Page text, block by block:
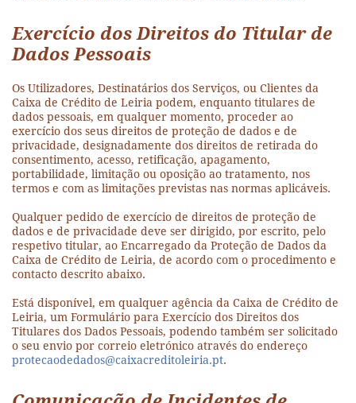
Exercício dos Direitos do Titular de
Dados Pessoais
Os Utilizadores, Destinatários dos Serviços, ou Clientes da
Caixa de Crédito de Leiria podem, enquanto titulares de
dados pessoais, em qualquer momento, proceder ao
exercício dos seus direitos de proteção de dados e de
privacidade, designadamente dos direitos de retirada do
consentimento, acesso, retificação, apagamento,
portabilidade, limitação ou oposição ao tratamento, nos
termos e com as limitações previstas nas normas aplicáveis.
Qualquer pedido de exercício de direitos de proteção de
dados e de privacidade deve ser dirigido, por escrito, pelo
respetivo titular, ao Encarregado da Proteção de Dados da
Caixa de Crédito de Leiria, de acordo com o procedimento e
contacto descrito abaixo.
Está disponível, em qualquer agência da Caixa de Crédito de
Leiria, um Formulário para Exercício dos Direitos dos
Titulares dos Dados Pessoais, podendo também ser solicitado
o seu envio por correio eletrónico através do endereço
protecaodedados@caixacreditoleiria.pt.